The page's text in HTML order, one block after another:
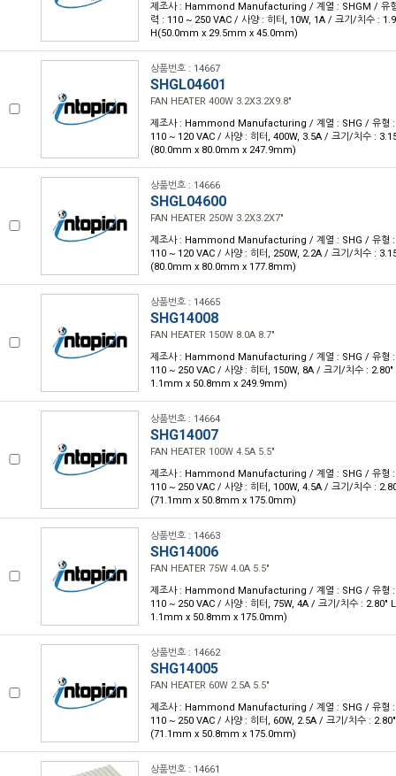
제조사 : Hammond Manufacturing / 계열 : SHGM / 유형
력 : 110 ~ 250 VAC / 사양 : 히터, 10W, 1A / 크기/치수 :
H(50.0mm x 29.5mm x 45.0mm)
상품번호 : 14667
SHGL04601
FAN HEATER 400W 3.2X3.2X9.8"
제조사 : Hammond Manufacturing / 계열 : SHG / 유형 :
110 ~ 120 VAC / 사양 : 히터, 400W, 3.5A / 크기/치수 :
(80.0mm x 80.0mm x 247.9mm)
상품번호 : 14666
SHGL04600
FAN HEATER 250W 3.2X3.2X7"
제조사 : Hammond Manufacturing / 계열 : SHG / 유형 :
110 ~ 120 VAC / 사양 : 히터, 250W, 2.2A / 크기/치수 :
(80.0mm x 80.0mm x 177.8mm)
상품번호 : 14665
SHG14008
FAN HEATER 150W 8.0A 8.7"
제조사 : Hammond Manufacturing / 계열 : SHG / 유형 :
110 ~ 250 VAC / 사양 : 히터, 150W, 8A / 크기/치수 :
1.1mm x 50.8mm x 249.9mm)
상품번호 : 14664
SHG14007
FAN HEATER 100W 4.5A 5.5"
제조사 : Hammond Manufacturing / 계열 : SHG / 유형 :
110 ~ 250 VAC / 사양 : 히터, 100W, 4.5A / 크기/치수 :
(71.1mm x 50.8mm x 175.0mm)
상품번호 : 14663
SHG14006
FAN HEATER 75W 4.0A 5.5"
제조사 : Hammond Manufacturing / 계열 : SHG / 유형 :
110 ~ 250 VAC / 사양 : 히터, 75W, 4A / 크기/치수 : 2.80"
1.1mm x 50.8mm x 175.0mm)
상품번호 : 14662
SHG14005
FAN HEATER 60W 2.5A 5.5"
제조사 : Hammond Manufacturing / 계열 : SHG / 유형 :
110 ~ 250 VAC / 사양 : 히터, 60W, 2.5A / 크기/치수 :
(71.1mm x 50.8mm x 175.0mm)
상품번호 : 14661